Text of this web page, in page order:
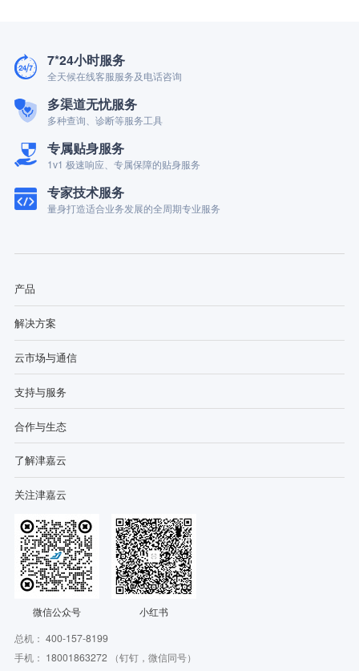
7*24小时服务
全天候在线客服服务及电话咨询
多渠道无忧服务
多种查询、诊断等服务工具
专属贴身服务
1v1 极速响应、专属保障的贴身服务
专家技术服务
量身打造适合业务发展的全周期专业服务
产品
解决方案
云市场与通信
支持与服务
合作与生态
了解津嘉云
关注津嘉云
微信公众号
小红书
总机： 400-157-8199
手机： 18001863272（钉钉，微信同号）